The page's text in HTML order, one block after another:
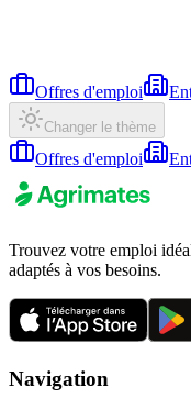
Offres d'emploi
Changer le thème
Offres d'emploi
Trouvez votre emploi
adaptés à vos besoins.
Navigation